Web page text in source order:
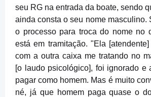
seu RG na entrada da boate, sendo
ainda consta o seu nome masculino.
o processo para troca do nome no
está em tramitação. "Ela
com a outra caixa me tratando no
[o laudo psicológico], foi ignorado e
pagar como homem. Mas é muito
né, já que homem paga quase o